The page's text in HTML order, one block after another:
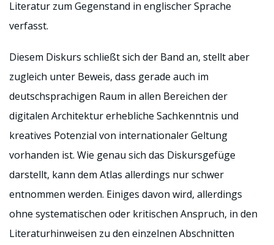
Literatur zum Gegenstand in englischer Sprache
verfasst.
Diesem Diskurs schließt sich der Band an, stellt aber
zugleich unter Beweis, dass gerade auch im
deutschsprachigen Raum in allen Bereichen der
digitalen Architektur erhebliche Sachkenntnis und
kreatives Potenzial von internationaler Geltung
vorhanden ist. Wie genau sich das Diskursgefüge
darstellt, kann dem Atlas allerdings nur schwer
entnommen werden. Einiges davon wird, allerdings
ohne systematischen oder kritischen Anspruch, in den
Literaturhinweisen zu den einzelnen Abschnitten